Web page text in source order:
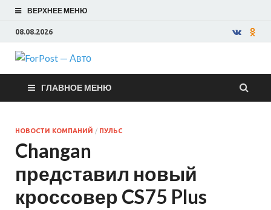
ВЕРХНЕЕ МЕНЮ
08.08.2026
ForPost —
Авто
ГЛАВНОЕ МЕНЮ
НОВОСТИ КОМПАНИЙ / ПУЛЬС
Changan
представил новый
кроссовер CS75 Plus